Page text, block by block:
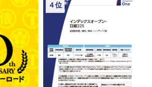
４位